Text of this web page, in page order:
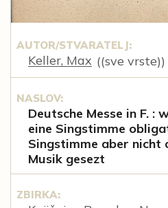
AUTOR/STVARATELJ:
Keller, Max ((sve vrste))
NASLOV:
Deutsche Messe in F. :
eine Singstimme
Singstimme aber nicht
Musik gesezt
ZBIRKA: